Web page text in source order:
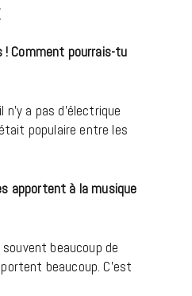
Comment pourrais-tu
a pas d’électrique
populaire entre les
apportent à la musique
beaucoup de
beaucoup. C’est
MUSIQUE
Elephant, l’ivoire du rock